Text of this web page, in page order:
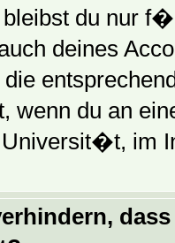
du nur
deines
wenn du an
im